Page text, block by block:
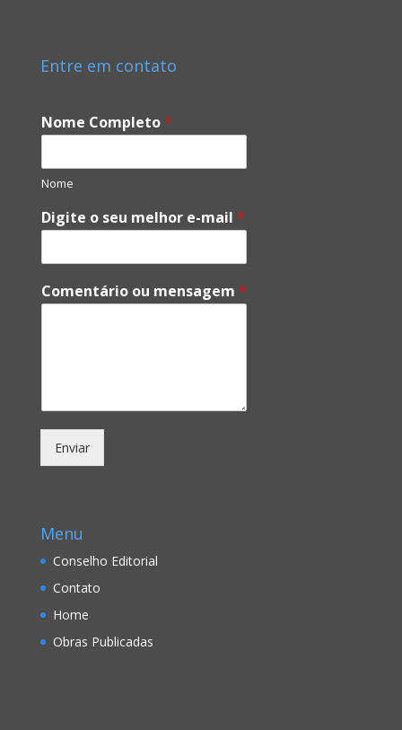
Entre em contato
Nome Completo*
Nome
Digite o seu melhor e-mail *
Comentário ou mensagem *
Enviar
Menu
Conselho Editorial
Contato
Home
Obras Publicadas